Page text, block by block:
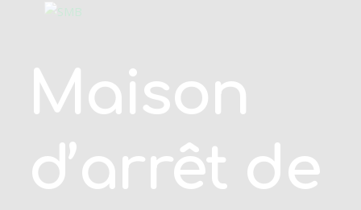
Maison
d’arrêt de